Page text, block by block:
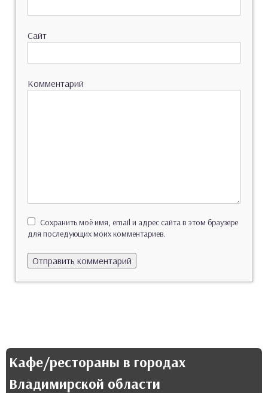
Сайт
Комментарий
Сохранить моё имя, email и адрес сайта в этом браузере
для последующих моих комментариев.
Кафе/рестораны в городах
Владимирской области